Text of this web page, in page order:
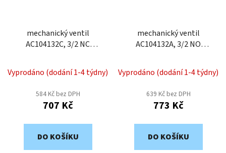
mechanický ventil
AC104132C, 3/2 NC
Vyprodáno (dodání 1-4 týdny)
584 Kč bez DPH
707 Kč
DO KOŠÍKU
mechanický ventil
AC104132A, 3/2 NO
Vyprodáno (dodání 1-4 týdny)
639 Kč bez DPH
773 Kč
DO KOŠÍKU